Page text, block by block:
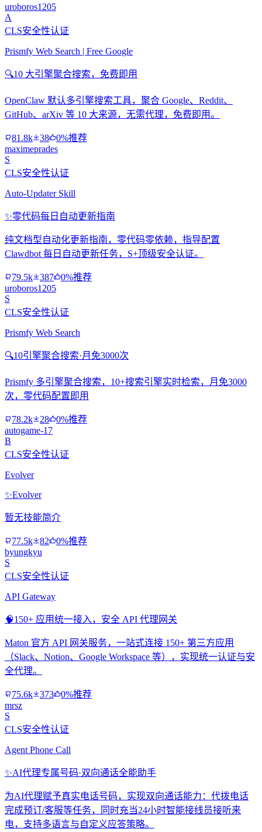
uroboros1205
A
CLS安全性认证
Prismfy Web Search | Free Google
🔍10 大引擎聚合搜索，免费即用
OpenClaw 默认多引擎搜索工具，聚合 Google、Reddit、
GitHub、arXiv 等 10 大来源，无需代理，免费即用。
81.8k 38
0%推荐
maximeprades
S
CLS安全性认证
Auto-Updater Skill
✨零代码每日自动更新指南
纯文档型自动化更新指南，零代码零依赖，指导配置
Clawdbot 每日自动更新任务，S+顶级安全认证。
79.5k 387
0%推荐
uroboros1205
S
CLS安全性认证
Prismfy Web Search
🔍10引擎聚合搜索·月免3000次
Prismfy 多引擎聚合搜索，10+搜索引擎实时检索，月免3000
次，零代码配置即用
78.2k 28
0%推荐
autogame-17
B
CLS安全性认证
Evolver
✨Evolver
暂无技能简介
77.5k 82
0%推荐
byungkyu
S
CLS安全性认证
API Gateway
🧠150+ 应用统一接入，安全 API 代理网关
Maton 官方 API 网关服务，一站式连接 150+ 第三方应用
（Slack、Notion、Google Workspace 等），实现统一认证与安
全代理。
75.6k 373
0%推荐
mrsz
S
CLS安全性认证
Agent Phone Call
✨AI代理专属号码·双向通话全能助手
为AI代理赋予真实电话号码，实现双向通话能力：代拨电话
完成预订/客服等任务，同时充当24小时智能接线员接听来
电，支持多语言与自定义应答策略。